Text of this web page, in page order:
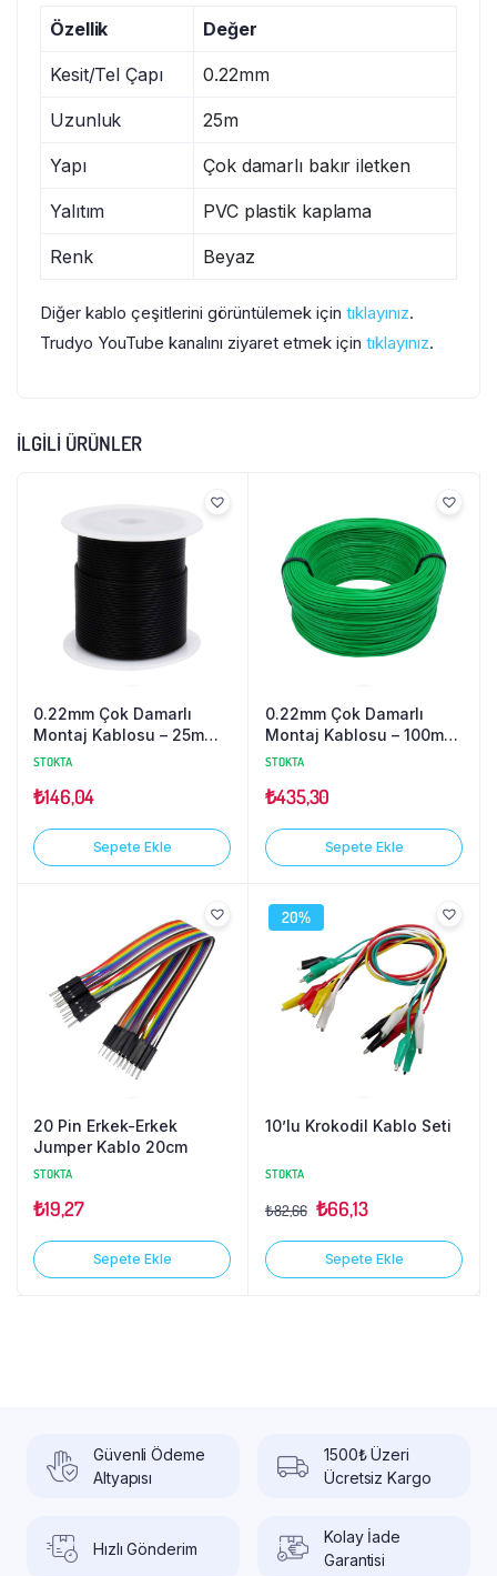
Özellik Değer
Kesit/Tel Çapı 0.22mm
Uzunluk 25m
Yapı Çok damarlı bakır iletken
Yalıtım PVC plastik kaplama
Renk Beyaz
Diğer kablo çeşitlerini görüntülemek için tıklayınız.
Trudyo YouTube kanalını ziyaret etmek için tıklayınız.
İLGILI ÜRÜNLER
0.22mm Çok Damarlı
Montaj Kablosu – 25m
Siyah
STOKTA
₺146,04
Sepete Ekle
0.22mm Çok Damarlı
Montaj Kablosu – 100m
Yeşil
STOKTA
₺435,30
Sepete Ekle
20 Pin Erkek-Erkek
Jumper Kablo 20cm
STOKTA
₺19,27
Sepete Ekle
20%
10’lu Krokodil Kablo Seti
STOKTA
₺82,66 ₺66,13
Sepete Ekle
Güvenli Ödeme
Altyapısı
1500₺ Üzeri
Ücretsiz Kargo
Hızlı Gönderim
Kolay İade
Garantisi